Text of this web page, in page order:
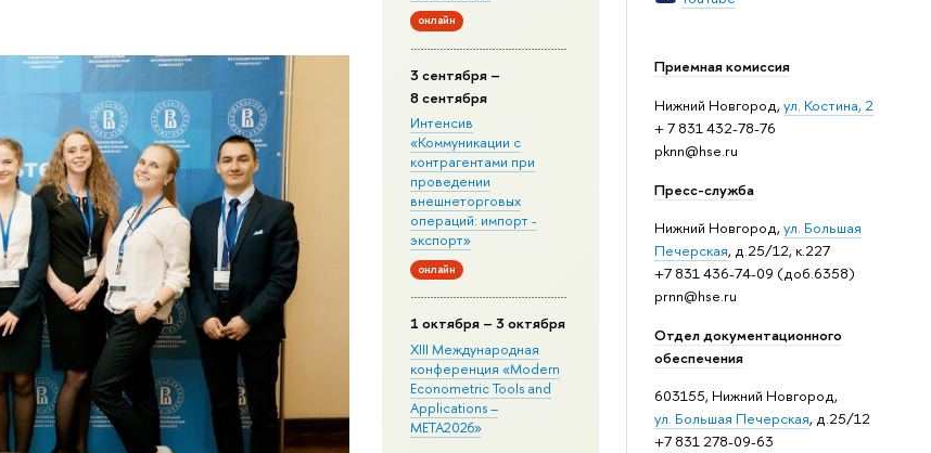
Приемная комиссия
Нижний Новгород,ул. Костина, 2
+ 7 831 432-78-76
pknn@hse.ru
Пресс-служба
Нижний Новгород,ул. Большая
Печерская, д.25/12, к.227
+7 831 436-74-09 (доб.6358)
prnn@hse.ru
Отдел документационного
обеспечения
603155, Нижний Новгород,
ул. Большая Печерская, д.25/12
+7 831 278-09-63
онлайн
3 сентября –
8 сентября
Интенсив
«Коммуникации с
контрагентами при
проведении
внешнеторговых
операций: импорт -
экспорт»
онлайн
1 октября – 3 октября
XIII Международная
конференция «Modern
Econometric Tools and
Applications –
META2026»